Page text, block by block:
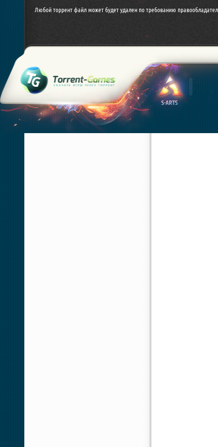
Любой торрент файл может будет удален по требованию